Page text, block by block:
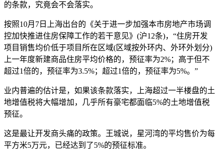
的条款，究竟会不会落实。
按照10月7日上海出台的《关于进一步加强本市房地产市场调
控加快推进住房保障工作的若干意见》(沪12条)，“住房开发
项目销售均价低于项目所在区域(区域按外环内、外环外划分)
上一年度新建商品住房平均价格的，预征率为2%；高于但不
超过1倍的，预征率为3.5%；超过1倍的，预征率为5%。”
业内普遍的估计是，如果该条款落实，上海超过一半楼盘的土
地增值税将大幅增加，几乎所有豪宅都面临5%的土地增值税
预征。
这是最让开发商头痛的政策。王城说，星河湾的平均售价为每
平方米5万元，已经达到了5%的预征标准。